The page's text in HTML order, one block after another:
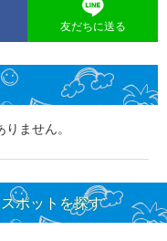
友だちに送る
ません。
ポットを探す